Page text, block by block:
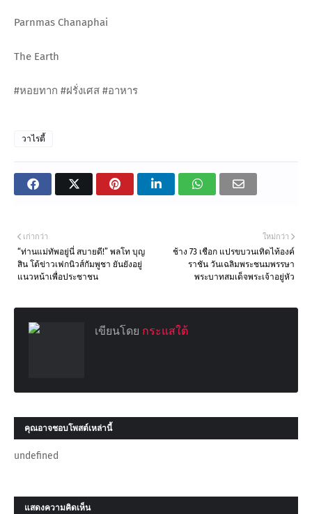
Parnmas Chanaphai
The Earth
#หอยทาก #ฝรั่งเศส #อาหาร
วาไรตี้
ใหม่กว่า
ช้าง 73 เชือก แปรขบวนเทิดไท้องค์
ราชัน วันเฉลิมพระชนมพรรษา
พระบาทสมเด็จพระเจ้าอยู่หัว
เก่ากว่า
“ท่านแม่ทัพอยู่นี่ สบายดี!” พลโท บุญ
สิน โต้ข่าวเฟกนิวส์กัมพูชา ยันยังอยู่
แนวหน้าเพื่อประชาชน
เขียนโดย กระแสใต้
คุณอาจชอบโพสต์เหล่านี้
undefined
แสดงความคิดเห็น